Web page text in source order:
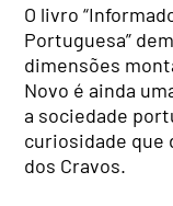
O livro
Portuguesa”
dimensões
Novo é ainda
a sociedade
curiosidade que
dos Cravos.